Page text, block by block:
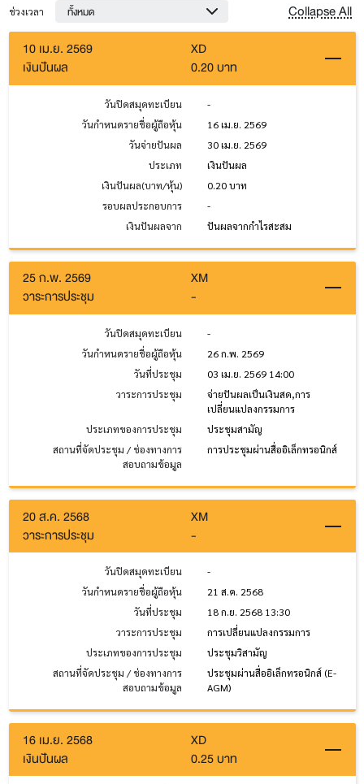
ช่วงเวลา ทั้งหมด Collapse All
10 เม.ย. 2569
XD
เงินปันผล
0.20 บาท
วันปิดสมุดทะเบียน
-
วันกำหนดรายชื่อผู้ถือหุ้น
16 เม.ย. 2569
วันจ่ายปันผล
30 เม.ย. 2569
ประเภท
เงินปันผล
เงินปันผล(บาท/หุ้น)
0.20 บาท
รอบผลประกอบการ
-
เงินปันผลจาก
ปันผลจากกำไรสะสม
25 ก.พ. 2569
XM
วาระการประชุม
-
วันปิดสมุดทะเบียน
-
วันกำหนดรายชื่อผู้ถือหุ้น
26 ก.พ. 2569
วันที่ประชุม
03 เม.ย. 2569 14:00
วาระการประชุม
จ่ายปันผลเป็นเงินสด,การ
เปลี่ยนแปลงกรรมการ
ประเภทของการประชุม
ประชุมสามัญ
สถานที่จัดประชุม / ช่องทางการ
สอบถามข้อมูล
การประชุมผ่านสื่ออิเล็กทรอนิกส์
20 ส.ค. 2568
XM
วาระการประชุม
-
วันปิดสมุดทะเบียน
-
วันกำหนดรายชื่อผู้ถือหุ้น
21 ส.ค. 2568
วันที่ประชุม
18 ก.ย. 2568 13:30
วาระการประชุม
การเปลี่ยนแปลงกรรมการ
ประเภทของการประชุม
ประชุมวิสามัญ
สถานที่จัดประชุม / ช่องทางการ
สอบถามข้อมูล
ประชุมผ่านสื่ออิเล็กทรอนิกส์ (E-
AGM)
16 เม.ย. 2568
XD
เงินปันผล
0.25 บาท